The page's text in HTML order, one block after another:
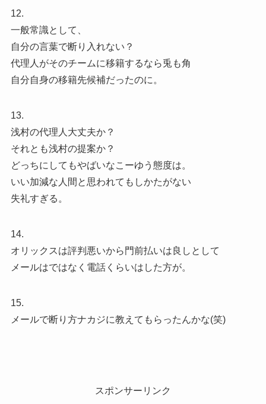
12.
一般常識として、
自分の言葉で断り入れない？
代理人がそのチームに移籍するなら兎も角
自分自身の移籍先候補だったのに。
13.
浅村の代理人大丈夫か？
それとも浅村の提案か？
どっちにしてもやばいなこーゆう態度は。
いい加減な人間と思われてもしかたがない
失礼すぎる。
14.
オリックスは評判悪いから門前払いは良しとして
メールはではなく電話くらいはした方が。
15.
メールで断り方ナカジに教えてもらったんかな(笑)
スポンサーリンク